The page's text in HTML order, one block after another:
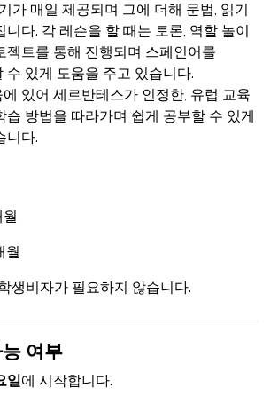
가 매일 제공되며 그에 더해 문법, 읽기
다. 각 레슨을 할 때는 토론, 역할 놀이
젝트를 통해 진행되며 스페인어를
수 있게 도움을 주고 있습니다.
있어 세르반테스가 인정한, 유럽 교육
습 방법을 따라가며 쉽게 공부할 수 있게
니다.
월
생비자가 필요하지 않습니다.
여부
일에 시작합니다.